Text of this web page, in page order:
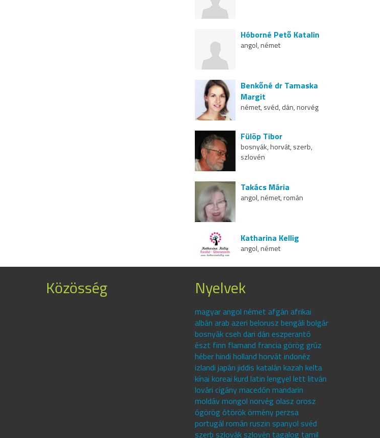
Hóborné Pető Katalin
angol, német
Benkőné dr Tamaska
Margit
német, svéd, dán, norvég
Fülöp Tibor
bosnyák, horvát, szerb,
szlovén
Takács Mária
angol, német, román
Katharina Kellig
angol, német
Közösség Nyelvek
magyar angol német afgán afrikai
albán arab azeri belorusz bengáli bolgár
bosnyák cseh dari dán eszperantó
észt finn flamand francia görög grúz
héber hindi holland horvát indonéz
izlandi japán jiddis katalán kazah kelta
kínai koreai kurd latin lengyel lett litván
lovári cigány macedón mandarin
moldáv mongol norvég olasz orosz
ógörög ótörök örmény perzsa
portugál román ruszin spanyol svéd
szerb szlovák szlovén tagalog tamil